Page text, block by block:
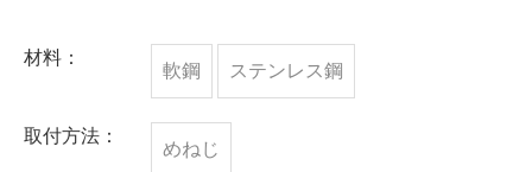
材料：
軟鋼 ステンレス鋼
取付方法：
めねじ